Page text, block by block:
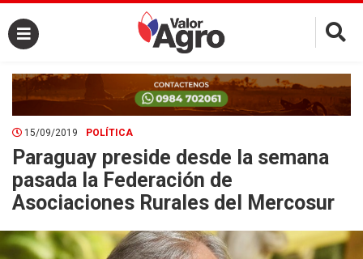
×
15/09/2019 POLÍTICA
Paraguay preside desde la semana
pasada la Federación de
Asociaciones Rurales del Mercosur